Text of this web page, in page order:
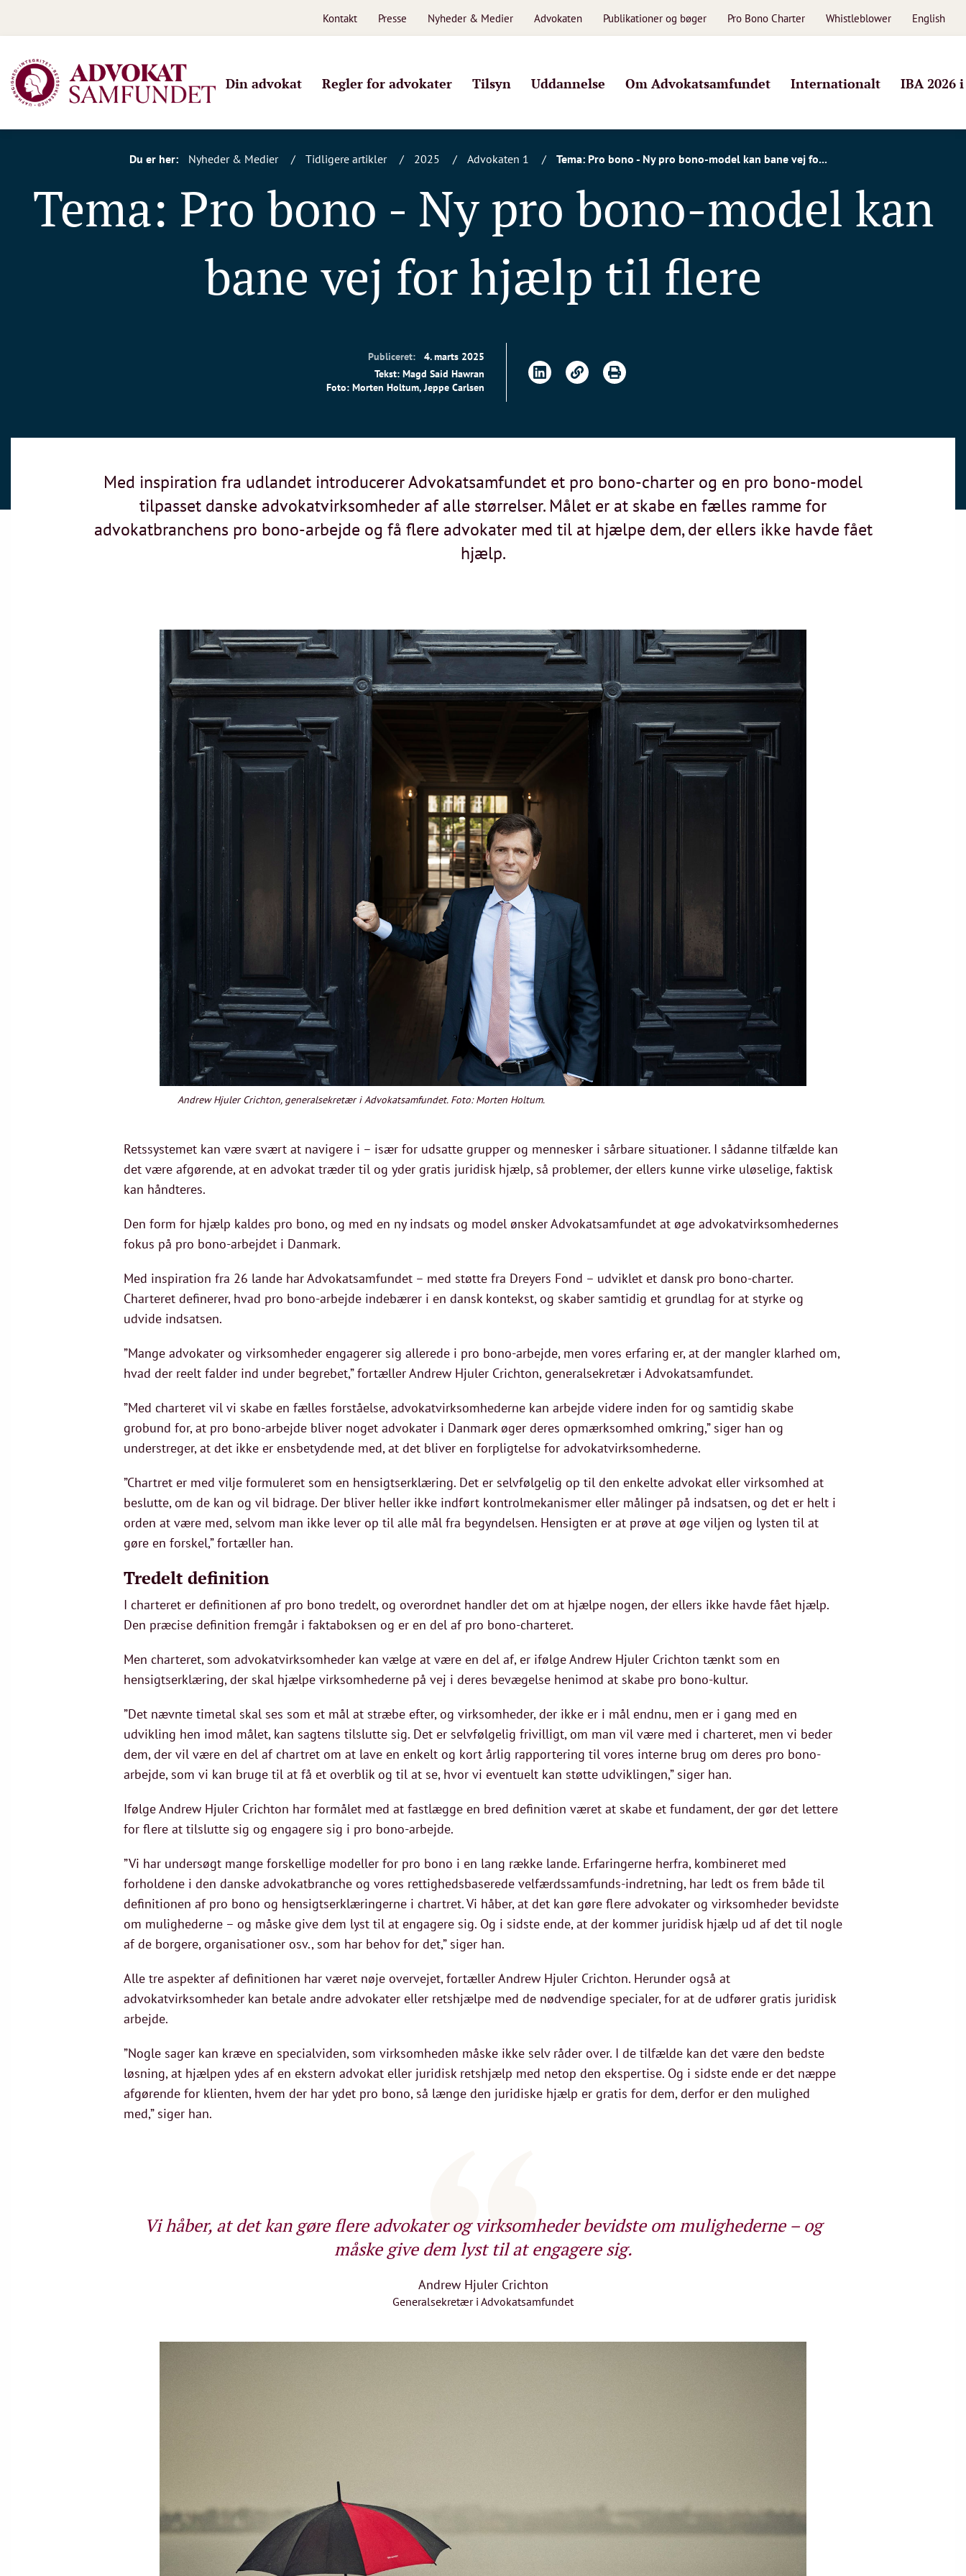
Kontakt Presse Nyheder & Medier Advokaten Publikationer og bøger Pro Bono Charter Whistleblower English
Din advokat Regler for advokater Tilsyn Uddannelse Om Advokatsamfundet Internationalt IBA 2026
Du er her: Nyheder & Medier Tidligere artikler 2025 Advokaten 1 Tema: Pro bono - Ny pro bono-model kan bane vej fo...
Tema: Pro bono - Ny pro bono-model kan
bane vej for hjælp til flere
Publiceret:
4. marts 2025
Tekst: Magd Said Hawran
Foto: Morten Holtum, Jeppe Carlsen
Med inspiration fra udlandet introducerer Advokatsamfundet et pro bono-charter og en pro bono-model
tilpasset danske advokatvirksomheder af alle størrelser. Målet er at skabe en fælles ramme for
advokatbranchens pro bono-arbejde og få flere advokater med til at hjælpe dem, der ellers ikke havde fået
hjælp.
Andrew Hjuler Crichton, generalsekretær i Advokatsamfundet. Foto: Morten Holtum.
Retssystemet kan være svært at navigere i – især for udsatte grupper og mennesker i sårbare situationer. I sådanne tilfælde kan
det være afgørende, at en advokat træder til og yder gratis juridisk hjælp, så problemer, der ellers kunne virke uløselige, faktisk
kan håndteres.
Den form for hjælp kaldes pro bono, og med en ny indsats og model ønsker Advokatsamfundet at øge advokatvirksomhedernes
fokus på pro bono-arbejdet i Danmark.
Med inspiration fra 26 lande har Advokatsamfundet – med støtte fra Dreyers Fond – udviklet et dansk pro bono-charter.
Charteret definerer, hvad pro bono-arbejde indebærer i en dansk kontekst, og skaber samtidig et grundlag for at styrke og
udvide indsatsen.
”Mange advokater og virksomheder engagerer sig allerede i pro bono-arbejde, men vores erfaring er, at der mangler klarhed om,
hvad der reelt falder ind under begrebet,” fortæller Andrew Hjuler Crichton, generalsekretær i Advokatsamfundet.
”Med charteret vil vi skabe en fælles forståelse, advokatvirksomhederne kan arbejde videre inden for og samtidig skabe
grobund for, at pro bono-arbejde bliver noget advokater i Danmark øger deres opmærksomhed omkring,” siger han og
understreger, at det ikke er ensbetydende med, at det bliver en forpligtelse for advokatvirksomhederne.
”Chartret er med vilje formuleret som en hensigtserklæring. Det er selvfølgelig op til den enkelte advokat eller virksomhed at
beslutte, om de kan og vil bidrage. Der bliver heller ikke indført kontrolmekanismer eller målinger på indsatsen, og det er helt i
orden at være med, selvom man ikke lever op til alle mål fra begyndelsen. Hensigten er at prøve at øge viljen og lysten til at
gøre en forskel,” fortæller han.
Tredelt definition
I charteret er definitionen af pro bono tredelt, og overordnet handler det om at hjælpe nogen, der ellers ikke havde fået hjælp.
Den præcise definition fremgår i faktaboksen og er en del af pro bono-charteret.
Men charteret, som advokatvirksomheder kan vælge at være en del af, er ifølge Andrew Hjuler Crichton tænkt som en
hensigtserklæring, der skal hjælpe virksomhederne på vej i deres bevægelse henimod at skabe pro bono-kultur.
”Det nævnte timetal skal ses som et mål at stræbe efter, og virksomheder, der ikke er i mål endnu, men er i gang med en
udvikling hen imod målet, kan sagtens tilslutte sig. Det er selvfølgelig frivilligt, om man vil være med i charteret, men vi beder
dem, der vil være en del af chartret om at lave en enkelt og kort årlig rapportering til vores interne brug om deres pro bono-
arbejde, som vi kan bruge til at få et overblik og til at se, hvor vi eventuelt kan støtte udviklingen,” siger han.
Ifølge Andrew Hjuler Crichton har formålet med at fastlægge en bred definition været at skabe et fundament, der gør det lettere
for flere at tilslutte sig og engagere sig i pro bono-arbejde.
”Vi har undersøgt mange forskellige modeller for pro bono i en lang række lande. Erfaringerne herfra, kombineret med
forholdene i den danske advokatbranche og vores rettighedsbaserede velfærdssamfunds-indretning, har ledt os frem både til
definitionen af pro bono og hensigtserklæringerne i chartret. Vi håber, at det kan gøre flere advokater og virksomheder bevidste
om mulighederne – og måske give dem lyst til at engagere sig. Og i sidste ende, at der kommer juridisk hjælp ud af det til nogle
af de borgere, organisationer osv., som har behov for det,” siger han.
Alle tre aspekter af definitionen har været nøje overvejet, fortæller Andrew Hjuler Crichton. Herunder også at
advokatvirksomheder kan betale andre advokater eller retshjælpe med de nødvendige specialer, for at de udfører gratis juridisk
arbejde.
”Nogle sager kan kræve en specialviden, som virksomheden måske ikke selv råder over. I de tilfælde kan det være den bedste
løsning, at hjælpen ydes af en ekstern advokat eller juridisk retshjælp med netop den ekspertise. Og i sidste ende er det næppe
afgørende for klienten, hvem der har ydet pro bono, så længe den juridiske hjælp er gratis for dem, derfor er den mulighed
med,” siger han.
Vi håber, at det kan gøre flere advokater og virksomheder bevidste om mulighederne – og
måske give dem lyst til at engagere sig.
Andrew Hjuler Crichton
Generalsekretær i Advokatsamfundet